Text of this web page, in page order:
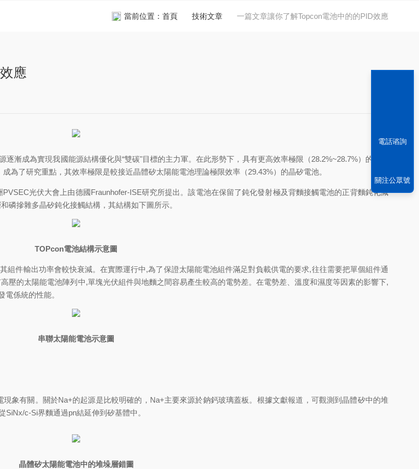
當前位置： 首頁 技術文章 一篇文章讓你了解Topcon電池中的的PID效應
應
成為實現我國能源結構優化與“雙碳"目標的主力軍。在此形勢下，具有更高效率極限（28.2%~28.7%）的隧穿
究重點，其效率極限是較接近晶體矽太陽能電池理論極限效率（29.43%）的晶矽電池。
PVSEC光伏大會上由德國Fraunhofer-ISE研究所提出。該電池在保留了鈍化發射極及背麵接觸電池的正背麵鈍化減
雜多晶矽鈍化接觸結構，其結構如下圖所示。
TOPcon電池結構示意圖
件輸出功率會較快衰減。在實際運行中,為了保證太陽能電池組件滿足對負載供電的要求,往往需要把單個組件通
高壓的太陽能電池陣列中,單塊光伏組件與地麵之間容易產生較高的電勢差。在電勢差、溫度和濕度等因素的影響下,
統的性能。
串聯太陽能電池示意圖
關。關於Na+的起源是比較明確的，Na+主要來源於鈉鈣玻璃蓋板。根據文獻報道，可觀測到晶體矽中的堆
c-Si界麵通過pn結延伸到矽基體中。
晶體矽太陽能電池中的堆垛層錯圖
電話谘詢
關注公眾號